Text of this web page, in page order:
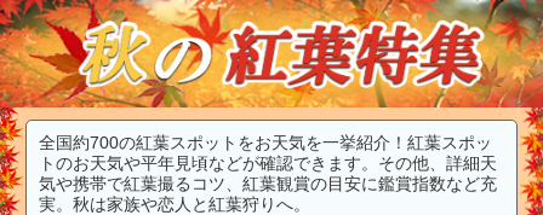
全国約700の紅葉スポットをお天気を一挙紹介！紅葉スポッ
トのお天気や平年見頃などが確認できます。その他、詳細天
気や携帯で紅葉撮るコツ、紅葉観賞の目安に鑑賞指数など充
実。秋は家族や恋人と紅葉狩りへ。